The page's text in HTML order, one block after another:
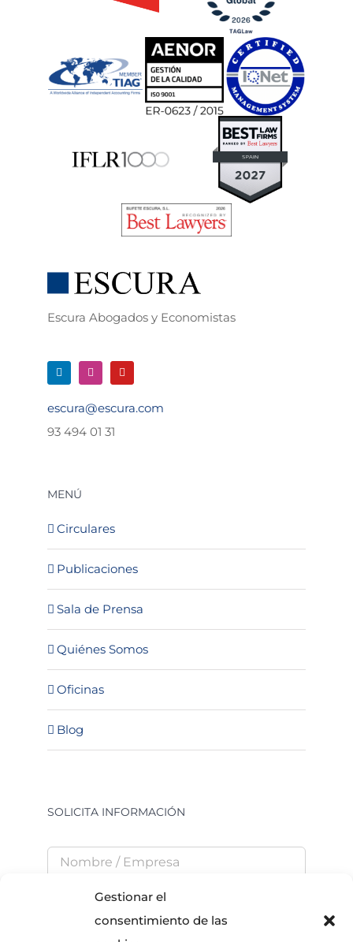
Gestionar el
consentimiento de las
Escura Abogados y Economistas
escura@escura.com
93 494 01 31
MENÚ
Circulares
Publicaciones
Sala de Prensa
Quiénes Somos
Oficinas
Blog
SOLICITA INFORMACIÓN